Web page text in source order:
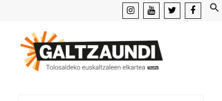
facebook